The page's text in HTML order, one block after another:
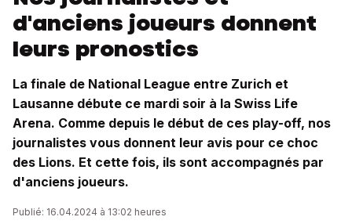
d'anciens joueurs donnent
leurs pronostics
La finale de National League entre Zurich et
Lausanne débute ce mardi soir à la Swiss Life
Arena. Comme depuis le début de ces play-off, nos
journalistes vous donnent leur avis pour ce choc
des Lions. Et cette fois, ils sont accompagnés par
d'anciens joueurs.
Publié: 16.04.2024 à 13:02 heures